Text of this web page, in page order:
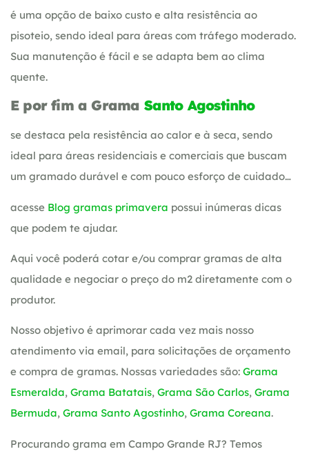
é uma opção de baixo custo e alta resistência ao
pisoteio, sendo ideal para áreas com tráfego moderado.
Sua manutenção é fácil e se adapta bem ao clima
quente.
E por fim a Grama Santo Agostinho
se destaca pela resistência ao calor e à seca, sendo
ideal para áreas residenciais e comerciais que buscam
um gramado durável e com pouco esforço de cuidado…
acesse Blog gramas primavera possui inúmeras dicas
que podem te ajudar.
Aqui você poderá cotar e/ou comprar gramas de alta
qualidade e negociar o preço do m2 diretamente com o
produtor.
Nosso objetivo é aprimorar cada vez mais nosso
atendimento via email, para solicitações de orçamento
e compra de gramas. Nossas variedades são: Grama
Esmeralda, Grama Batatais, Grama São Carlos, Grama
Bermuda, Grama Santo Agostinho, Grama Coreana.
Procurando grama em Campo Grande RJ? Temos